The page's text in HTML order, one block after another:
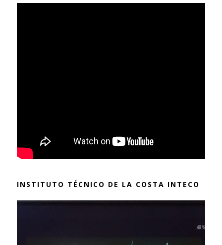
INSTITUTO TÉCNICO DE LA COSTA INTECO